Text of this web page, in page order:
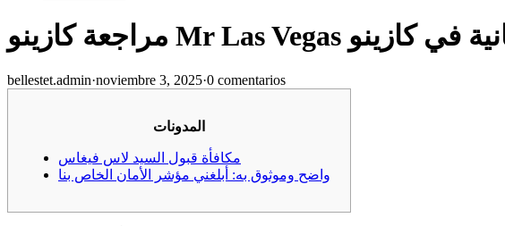
bellestet.admin·noviembre 3, 2025·0 comentarios
المدونات
مكافأة قبول السيد لاس فيغاس
واضح وموثوق به: أبلغني مؤشر الأمان الخاص بنا